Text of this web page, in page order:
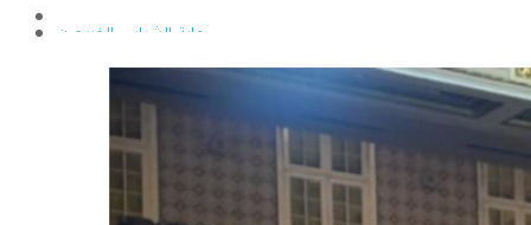
رعاية الشباب والخريجون
رعاية الشباب
الخدمات التى تقدمها الإدارة
كيفية مشاركة الطالب فى النشاط